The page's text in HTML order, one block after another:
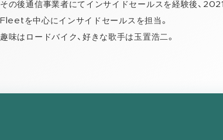
その後通信事業者にてインサイドセールスを経験後、
Fleetを中心にインサイドセールスを担当。
趣味はロードバイク、好きな歌手は玉置浩二。